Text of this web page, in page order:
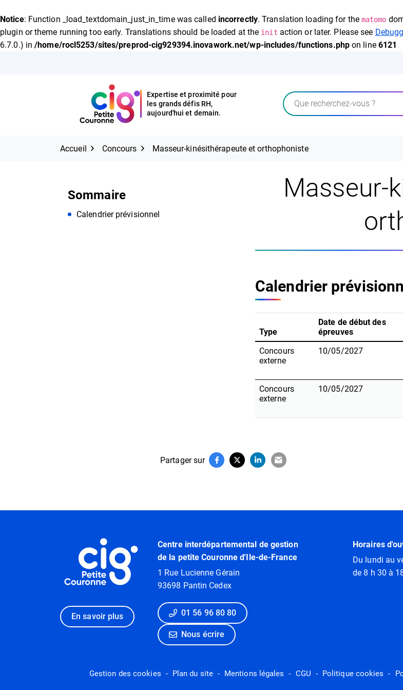
Notice: Function _load_textdomain_just_in_time was called incorrectly. Translation loading for the matomo
plugin or theme running too early. Translations should be loaded at the init action or later. Please see
6.7.0.) in/home/rocl5253/sites/preprod-cig929394.inovawork.net/wp-includes/functions.phpon line 6121
CIG Petite Couronne
Expertise et proximité pour
les grands défis RH,
aujourd'hui et demain.
Rechercher
FERMER
Accueil Concours Masseur-kinésithérapeute et orthophoniste
Sommaire
Calendrier prévisionnel
Masseur-
Calendrier
Type
Date de début des
épreuves
Concours
externe
10/05/2027
Concours
externe
10/05/2027
Partager sur Partager sur Facebook
(ouverture dans un nouvel onglet)
Partager sur X (Twitter)
(ouverture dans un nouvel onglet)
Partager sur LinkedIn
(ouverture dans un nouvel onglet)
Partager par e-mail
(ouverture dans un nouvel onglet)
Informations utiles
En savoir plus
Centre interdépartemental de gestion
de la petite Couronne d'Ile-de-France
1 Rue Lucienne Gérain
93698 Pantin Cedex
01 56 96 80 80
Nous écrire
Horaires
Du lundi au
de 8 h 30 à
Gestion des cookies Plan du site Mentions légales CGU Politique cookies